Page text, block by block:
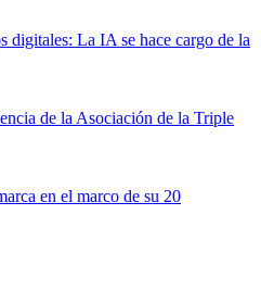
digitales: La IA se hace cargo de la
de la Asociación de la Triple
en el marco de su 20